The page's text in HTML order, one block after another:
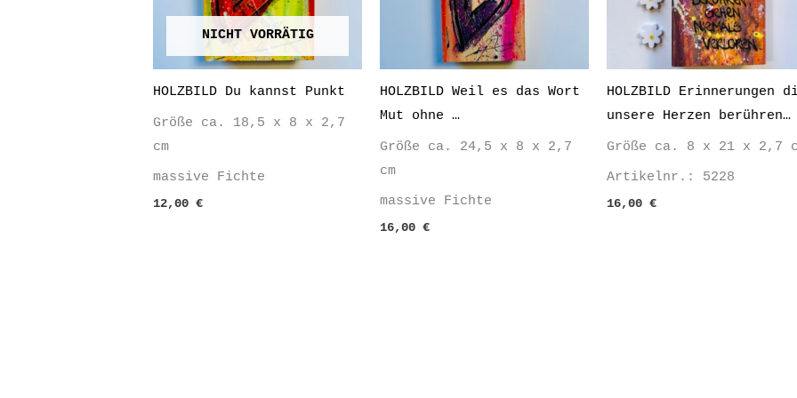
NICHT VORRÄTIG
HOLZBILD Du kannst Punkt
Größe ca. 18,5 x 8 x 2,7
cm
massive Fichte
12,00€
HOLZBILD Weil es das Wort
Mut ohne …
Größe ca. 24,5 x 8 x 2,7
cm
massive Fichte
16,00€
HOLZBILD Erinnerungen
unsere Herzen berühren…
Größe ca. 8 x 21 x 2,7
Artikelnr.: 5228
16,00 €